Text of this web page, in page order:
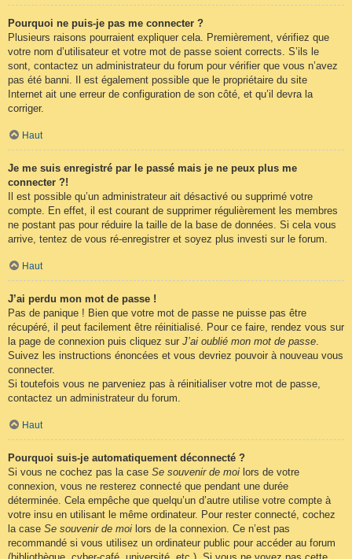
Pourquoi ne puis-je pas me connecter ?
Plusieurs raisons pourraient expliquer cela. Premièrement, vérifiez que
votre nom d’utilisateur et votre mot de passe soient corrects. S’ils le
sont, contactez un administrateur du forum pour vérifier que vous n’avez
pas été banni. Il est également possible que le propriétaire du site
Internet ait une erreur de configuration de son côté, et qu’il devra la
corriger.
Haut
Je me suis enregistré par le passé mais je ne peux plus me
connecter ?!
Il est possible qu’un administrateur ait désactivé ou supprimé votre
compte. En effet, il est courant de supprimer régulièrement les membres
ne postant pas pour réduire la taille de la base de données. Si cela vous
arrive, tentez de vous ré-enregistrer et soyez plus investi sur le forum.
Haut
J’ai perdu mon mot de passe !
Pas de panique ! Bien que votre mot de passe ne puisse pas être
récupéré, il peut facilement être réinitialisé. Pour ce faire, rendez vous sur
la page de connexion puis cliquez sur J’ai oublié mon mot de passe.
Suivez les instructions énoncées et vous devriez pouvoir à nouveau vous
connecter.
Si toutefois vous ne parveniez pas à réinitialiser votre mot de passe,
contactez un administrateur du forum.
Haut
Pourquoi suis-je automatiquement déconnecté ?
Si vous ne cochez pas la case Se souvenir de moi lors de votre
connexion, vous ne resterez connecté que pendant une durée
déterminée. Cela empêche que quelqu’un d’autre utilise votre compte à
votre insu en utilisant le même ordinateur. Pour rester connecté, cochez
la case Se souvenir de moi lors de la connexion. Ce n’est pas
recommandé si vous utilisez un ordinateur public pour accéder au forum